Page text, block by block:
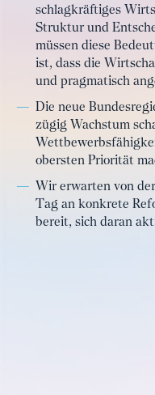
schlagkräftiges
Struktur und
müssen diese
ist, dass die
und pragmatisch
Die neue
zügig Wachstum
obersten Priorität
Wir erwarten von
Tag an konkrete
bereit, sich daran